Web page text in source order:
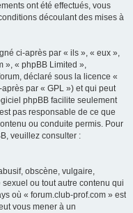
ont été effectués, vous
découlant des mises à
ci-après par « ils », « eux »,
», « phpBB Limited »,
déclaré sous la licence «
par « GPL ») et qui peut
phpBB facilite seulement
pas responsable de ce que
ou conduite permis. Pour
veuillez consulter :
obscène, vulgaire,
ou tout autre contenu qui
où « forum.club-prof.com » est
vous mener à un